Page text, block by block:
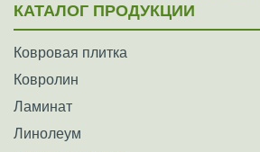
КАТАЛОГ ПРОДУКЦИИ
Ковровая плитка
Ковролин
Ламинат
Линолеум